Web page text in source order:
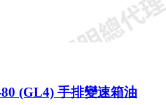
(GL4) 手排變速箱油